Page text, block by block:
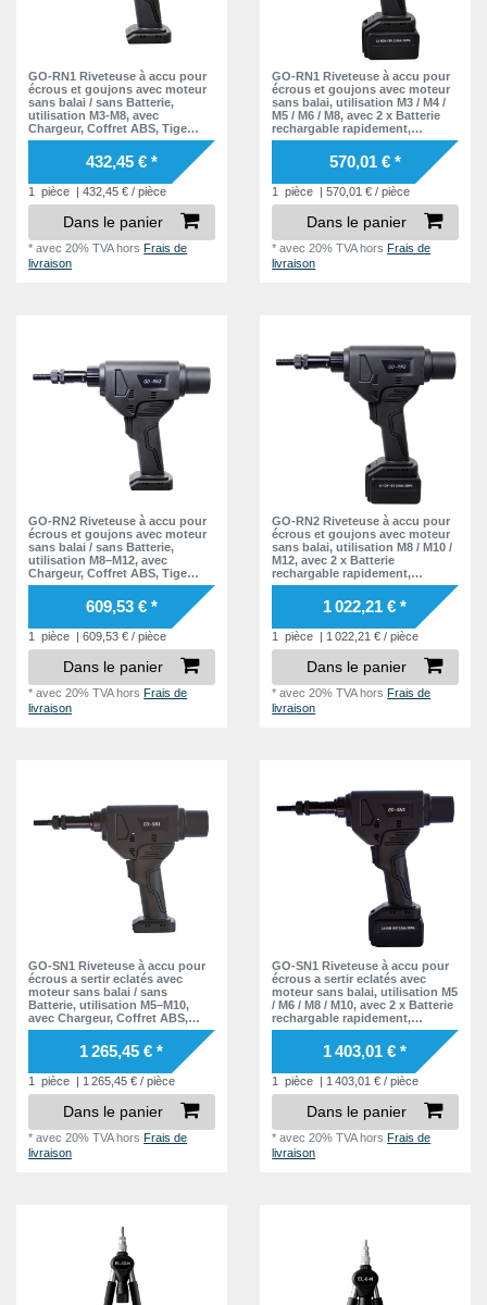
GO-RN1 Riveteuse à accu pour
écrous et goujons avec moteur
sans balai / sans Batterie,
utilisation M3-M8, avec
Chargeur, Coffret ABS, Tige
filetée & Nez de pose
432,45 € *
1 pièce | 432,45 € / pièce
Dans le panier
*avec 20% TVAhorsFrais de
livraison
GO-RN1 Riveteuse à accu pour
écrous et goujons avec moteur
sans balai, utilisation M3 / M4 /
M5 / M6 / M8, avec 2 x Batterie
rechargable rapidement,
Chargeur, Coffret ABS, Tige
filetée & Nez de pose
570,01 € *
1 pièce | 570,01 € / pièce
Dans le panier
*avec 20% TVAhorsFrais de
livraison
GO-RN2 Riveteuse à accu pour
écrous et goujons avec moteur
sans balai / sans Batterie,
utilisation M8–M12, avec
Chargeur, Coffret ABS, Tige
filetée & Nez de pose
609,53 € *
1 pièce | 609,53 € / pièce
Dans le panier
*avec 20% TVAhorsFrais de
livraison
GO-RN2 Riveteuse à accu pour
écrous et goujons avec moteur
sans balai, utilisation M8 / M10 /
M12, avec 2 x Batterie
rechargable rapidement,
Chargeur, Coffret ABS, Tige
filetée & Nez de pose
1 022,21 € *
1 pièce | 1 022,21 € / pièce
Dans le panier
*avec 20% TVAhorsFrais de
livraison
GO-SN1 Riveteuse à accu pour
écrous a sertir eclatés avec
moteur sans balai / sans
Batterie, utilisation M5–M10,
avec Chargeur, Coffret ABS,
Tige filetée & Nez de pose
1 265,45 € *
1 pièce | 1 265,45 € / pièce
Dans le panier
*avec 20% TVAhorsFrais de
livraison
GO-SN1 Riveteuse à accu pour
écrous a sertir eclatés avec
moteur sans balai, utilisation M5
/ M6 / M8 / M10, avec 2 x Batterie
rechargable rapidement,
Chargeur, Coffret ABS, Tige
filetée & Nez de pose
1 403,01 € *
1 pièce | 1 403,01 € / pièce
Dans le panier
*avec 20% TVAhorsFrais de
livraison